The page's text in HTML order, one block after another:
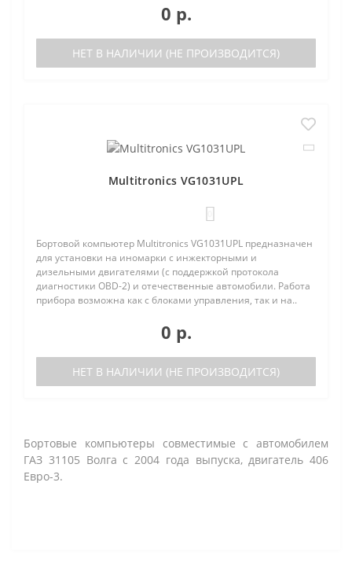
0 р.
НЕТ В НАЛИЧИИ (НЕ ПРОИЗВОДИТСЯ)
Multitronics VG1031UPL
Бортовой компьютер Multitronics VG1031UPL предназначен
для установки на иномарки с инжекторными и
дизельными двигателями (с поддержкой протокола
диагностики OBD-2) и отечественные автомобили. Работа
прибора возможна как с блоками управления, так и на..
0 р.
НЕТ В НАЛИЧИИ (НЕ ПРОИЗВОДИТСЯ)
Бортовые компьютеры совместимые с автомобилем
ГАЗ 31105 Волга с 2004 года выпуска, двигатель 406
Евро-3.